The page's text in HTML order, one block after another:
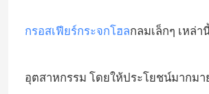
กรอสเฟียร์กระจกโฮลกลมเล็กๆ เหล่
อุตสาหกรรม โดยให้ประโยชน์มากมา